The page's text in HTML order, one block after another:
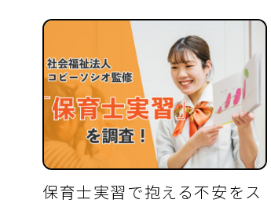
保育士実習で抱える不安をス